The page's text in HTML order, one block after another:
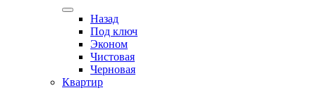
Назад
Под ключ
Эконом
Чистовая
Черновая
Квартир